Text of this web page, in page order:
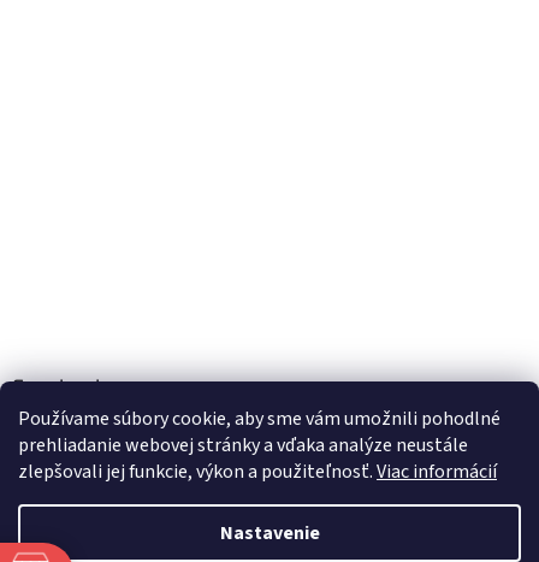
Používame súbory cookie, aby sme vám umožnili pohodlné
prehliadanie webovej stránky a vďaka analýze neustále
zlepšovali jej funkcie, výkon a použiteľnosť.Viac informácií
Nastavenie
Facebook
Vytvoril Shoptet